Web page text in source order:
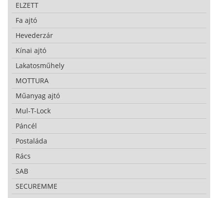
ELZETT
Fa ajtó
Hevederzár
Kínai ajtó
Lakatosműhely
MOTTURA
Műanyag ajtó
Mul-T-Lock
Páncél
Postaláda
Rács
SAB
SECUREMME